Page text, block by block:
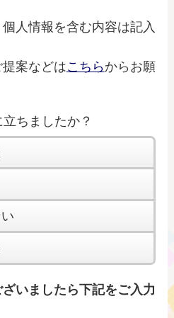
人情報を含む内容は記入
案などはこちらからお願
ちましたか？
いましたら下記をご入力